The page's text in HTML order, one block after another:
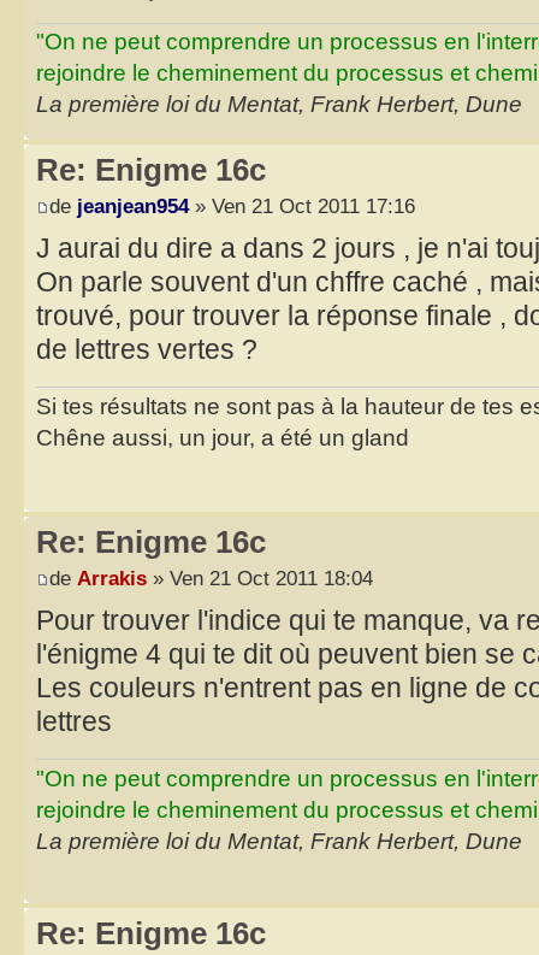
"On ne peut comprendre un processus en
rejoindre le cheminement du processus et
La première loi du Mentat, Frank Herbert, Dune
Re: Enigme 16c
de jeanjean954» Ven 21 Oct 2011 17:16
J aurai du dire a dans 2 jours , je n'ai
On parle souvent d'un chffre caché ,
trouvé, pour trouver la réponse finale ,
de lettres vertes ?
Si tes résultats ne sont pas à la hauteur de tes
Chêne aussi, un jour, a été un gland
Re: Enigme 16c
de Arrakis » Ven 21 Oct 2011 18:04
Pour trouver l'indice qui te manque, va
l'énigme 4 qui te dit où peuvent bien se
Les couleurs n'entrent pas en ligne de
lettres
"On ne peut comprendre un processus en
rejoindre le cheminement du processus et
La première loi du Mentat, Frank Herbert, Dune
Re: Enigme 16c